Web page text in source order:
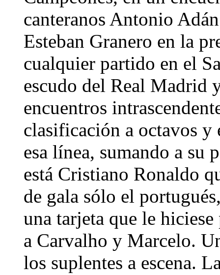
canteranos Antonio
Esteban Granero en la
cualquier partido en el
escudo del Real Madrid
encuentros
clasificación a octavos y
esa línea, sumando a
está Cristiano Ronaldo
de gala sólo el
una tarjeta que le
a Carvalho y Marcelo.
los suplentes a escena.